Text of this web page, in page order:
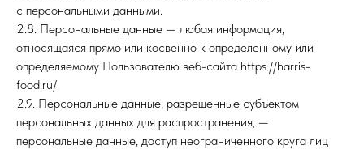
с персональными данными.
2.8. Персональные данные — любая информация,
относящаяся прямо или косвенно к определенному или
определяемому Пользователю веб-сайта https://harris-
food.ru/.
2.9. Персональные данные, разрешенные субъектом
персональных данных для распространения, —
персональные данные, доступ неограниченного круга лиц